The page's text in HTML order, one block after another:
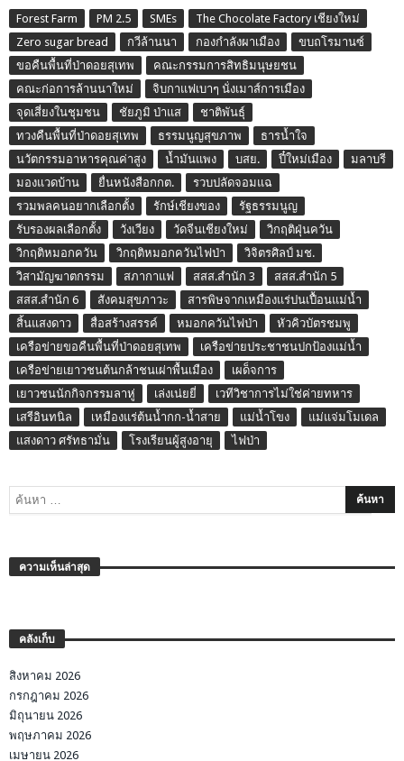
Forest Farm PM 2.5 SMEs
The Chocolate Factory เชียงใหม่
Zero sugar bread
กวีล้านนา กองกำลังผาเมือง
ขบถโรมานซ์
ขอคืนพื้นที่ป่าดอยสุเทพ
คณะกรรมการสิทธิมนุษยชน
คณะก่อการล้านนาใหม่
จิบกาแฟเบาๆ นั่งเมาส์การเมือง
จุดเสี่ยงในชุมชน
ชัยภูมิ ป่าแส
ชาติพันธุ์
ทวงคืนพื้นที่ป่าดอยสุเทพ
ธรรมนูญสุขภาพ
ธารน้ำใจ
นวัตกรรมอาหารคุณค่าสูง
น้ำมันแพง บสย. ปี๋ใหม่เมือง
มลาบรี
มองแวดบ้าน
ยื่นหนังสือกกต.
รวบปลัดจอมแฉ
รวมพลคนอยากเลือกตั้ง
รักษ์เชียงของ
รัฐธรรมนูญ
รับรองผลเลือกตั้ง
วังเวียง วัดจีนเชียงใหม่
วิกฤติฝุ่นควัน
วิกฤติหมอกควัน
วิกฤติหมอกควันไฟป่า
วิจิตรศิลป์ มช.
วิสามัญฆาตกรรม
สภากาแฟ สสส.สำนัก 3
สสส.สำนัก 5
สสส.สำนัก 6
สังคมสุขภาวะ
สารพิษจากเหมืองแร่ปนเปื้อนแม่น้ำ
สิ้นแสงดาว
สื่อสร้างสรรค์ หมอกควันไฟป่า
หัวคิวบัตรชมพู
เครือข่ายขอคืนพื้นที่ป่าดอยสุเทพ
เครือข่ายประชาชนปกป้องแม่น้ำ
เครือข่ายเยาวชนต้นกล้าชนเผ่าพื้นเมือง
เผด็จการ
เยาวชนนักกิจกรรมลาหู่
เล่งเน่ยยี่
เวทีวิชาการไม่ใช่ค่ายทหาร
เสรีอินทนิล
เหมืองแร่ต้นน้ำกก-น้ำสาย แม่น้ำโขง
แม่แจ่มโมเดล
แสงดาว ศรัทธามั่น
โรงเรียนผู้สูงอายุ ไฟป่า
ความเห็นล่าสุด
คลังเก็บ
สิงหาคม 2026
กรกฎาคม 2026
มิถุนายน 2026
พฤษภาคม 2026
เมษายน 2026